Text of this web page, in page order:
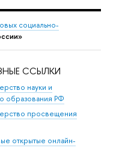
социально-
ССЫЛКИ
науки и
образования РФ
просвещения
открытые онлайн-